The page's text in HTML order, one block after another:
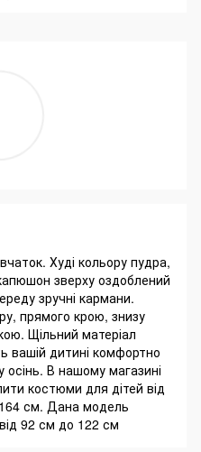
Худі кольору пудра,
зверху оздоблений
зручні кармани.
прямого крою, знизу
Щільний матеріал
вашій дитині комфортно
осінь. В нашому магазині
костюми для дітей від
см. Дана модель
92 см до 122 см